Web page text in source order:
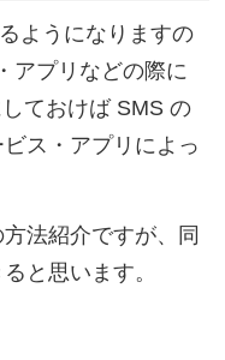
ようになりますの
アプリなどの際に
ておけば SMS の
ス・アプリによっ
法紹介ですが、同
と思います。